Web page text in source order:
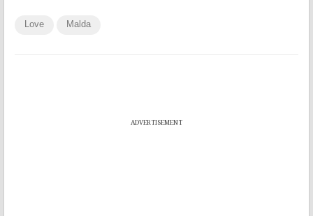
Love Malda
ADVERTISEMENT